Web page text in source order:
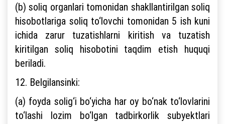
(b) soliq organlari tomonidan shakllantirilgan soliq
hisobotlariga soliq to‘lovchi tomonidan 5 ish kuni
ichida zarur tuzatishlarni kiritish va tuzatish
kiritilgan soliq hisobotini taqdim etish huquqi
beriladi.
12. Belgilansinki:
(a) foyda solig‘i bo‘yicha har oy bo‘nak to‘lovlarini
to‘lashi lozim bo‘lgan tadbirkorlik subyektlari